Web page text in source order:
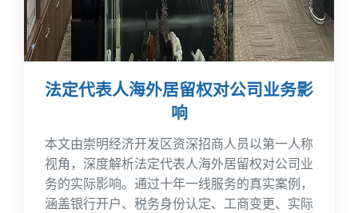
法定代表人海外居留权对公司业务影
响
本文由崇明经济开发区资深招商人员以第一人称
视角，深度解析法定代表人海外居留权对公司业
务的实际影响。通过十年一线服务的真实案例，
涵盖银行开户、税务身份认定、工商变更、实际